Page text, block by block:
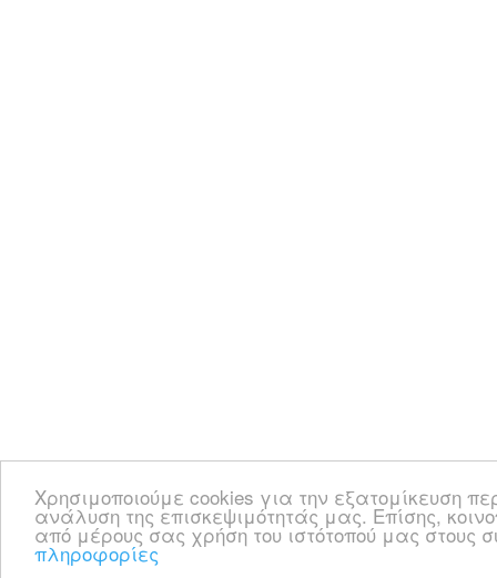
Χρησιμοποιούμε cookies για την εξατομίκευση
ανάλυση της επισκεψιμότητάς μας. Επίσης,
από μέρους σας χρήση του ιστότοπού μας
πληροφορίες